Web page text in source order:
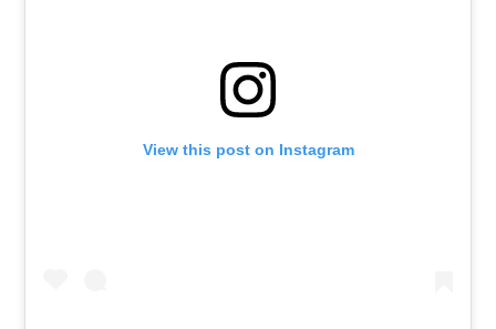
View this post on Instagram